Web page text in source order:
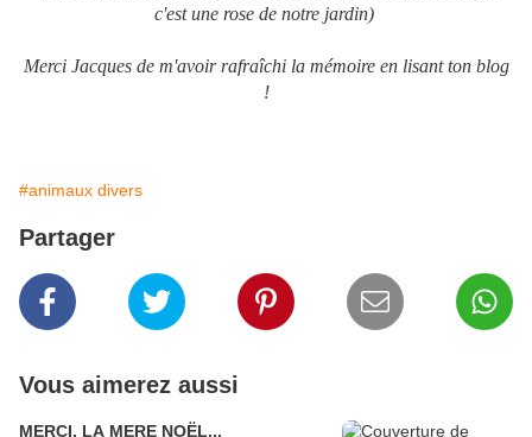
c'est une rose de notre jardin)
Merci Jacques de m'avoir rafraîchi la mémoire en lisant ton blog
!
#animaux divers
Partager
Vous aimerez aussi
MERCI, LA MERE NOËL...